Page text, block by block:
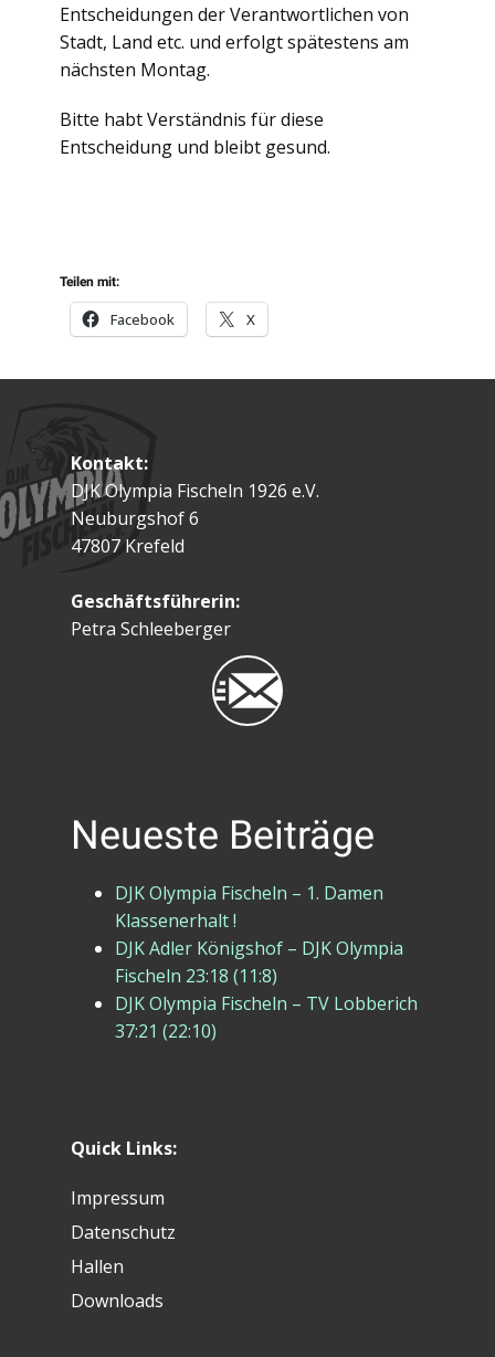
Entscheidungen der Verantwortlichen von
Stadt, Land etc. und erfolgt spätestens am
nächsten Montag.
Bitte habt Verständnis für diese
Entscheidung und bleibt gesund.
Teilen mit:
Facebook X
Kontakt:
DJK Olympia Fischeln 1926 e.V.
Neuburgshof 6
47807 Krefeld
Geschäftsführerin:
Petra Schleeberger
Neueste Beiträge
DJK Olympia Fischeln – 1. Damen
Klassenerhalt !
DJK Adler Königshof – DJK Olympia
Fischeln 23:18 (11:8)
DJK Olympia Fischeln – TV Lobberich
37:21 (22:10)
Quick Links:
Impressum
Datenschutz
Hallen
Downloads